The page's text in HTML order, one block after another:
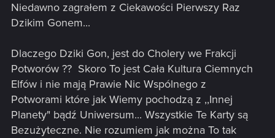
Niedawno zagrałem z Ciekawości Pierwszy Raz
Dzikim Gonem...
Dlaczego Dziki Gon, jest do Cholery we Frakcji
Potworów ?? Skoro To jest Cała Kultura Ciemnych
Elfów i nie mają Prawie Nic Wspólnego z
Potworami które jak Wiemy pochodzą z ,,Innej
Planety" bądź Uniwersum... Wszystkie Te Karty są
Bezużyteczne. Nie rozumiem jak można To tak